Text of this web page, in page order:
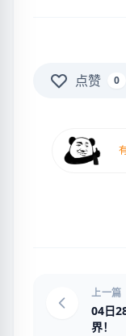
点赞 0
上一篇
04日
界！